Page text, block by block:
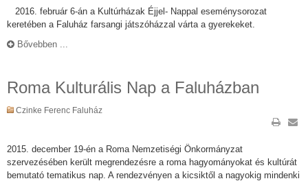
2016. február 6-án a Kultúrházak Éjjel- Nappal eseménysorozat
keretében a Faluház farsangi játszóházzal várta a gyerekeket.
Bővebben ...
Roma Kulturális Nap a Faluházban
Czinke Ferenc Faluház
2015. december 19-én a Roma Nemzetiségi Önkormányzat
szervezésében került megrendezésre a roma hagyományokat és kultúrát
bemutató tematikus nap. A rendezvényen a kicsiktől a nagyokig mindenki